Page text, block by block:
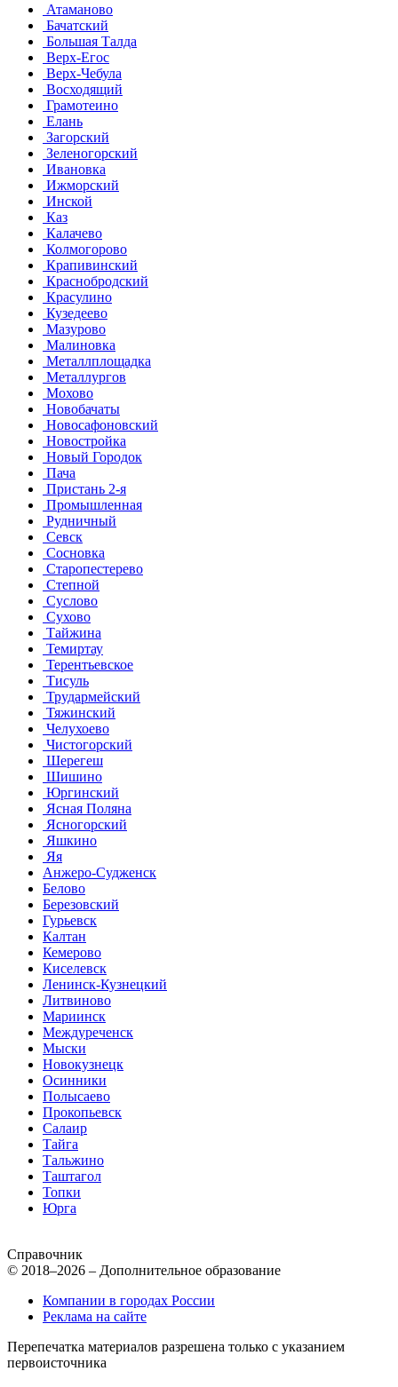
Атаманово
Бачатский
Большая Талда
Верх-Егос
Верх-Чебула
Восходящий
Грамотеино
Елань
Загорский
Зеленогорский
Ивановка
Ижморский
Инской
Каз
Калачево
Колмогорово
Крапивинский
Краснобродский
Красулино
Кузедеево
Мазурово
Малиновка
Металлплощадка
Металлургов
Мохово
Новобачаты
Новосафоновский
Новостройка
Новый Городок
Пача
Пристань 2-я
Промышленная
Рудничный
Севск
Сосновка
Старопестерево
Степной
Суслово
Сухово
Тайжина
Темиртау
Терентьевское
Тисуль
Трудармейский
Тяжинский
Челухоево
Чистогорский
Шерегеш
Шишино
Юргинский
Ясная Поляна
Ясногорский
Яшкино
Яя
Анжеро-Судженск
Белово
Березовский
Гурьевск
Калтан
Кемерово
Киселевск
Ленинск-Кузнецкий
Литвиново
Мариинск
Междуреченск
Мыски
Новокузнецк
Осинники
Полысаево
Прокопьевск
Салаир
Тайга
Тальжино
Таштагол
Топки
Юрга
Справочник
© 2018–2026 – Дополнительное образование
Компании в городах России
Реклама на сайте
Перепечатка материалов разрешена только с указанием
первоисточника